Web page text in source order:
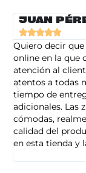
JUAN

Quiero decir
online en la que
atención al
atentos a todas
tiempo de
adicionales. Las
cómodas,
calidad del
en esta tienda y